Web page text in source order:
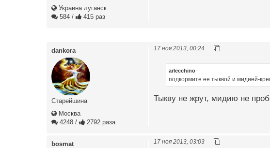
Украина луганск
584 / 415 раз
dankora
Старейшина
Москва
4248 / 2792 раза
17 ноя 2013, 00:24
arlecchino
подкормите ее тыквой и мидией-
Тыкву не жрут, мидию не
bosmat 17 ноя 2013, 03:03